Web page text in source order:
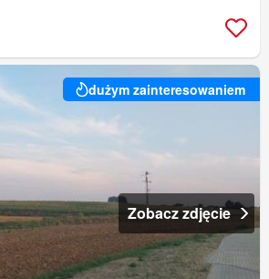
dużym zainteresowaniem
Zobacz zdjęcie